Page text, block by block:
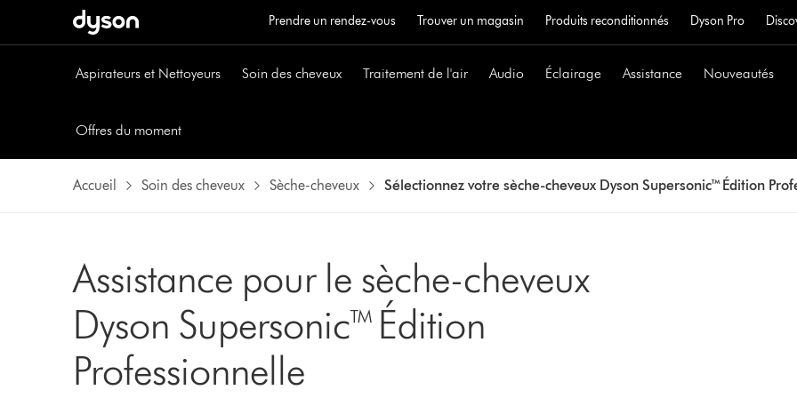
Prendre un rendez-vous Trouver un magasin Produits reconditionnés Dyson Pro
Aspirateurs et Nettoyeurs Soin des cheveux Traitement de l'air Audio Éclairage Assistance Nouveautés
Offres du moment
Accueil
Soin des cheveux Sèche-cheveux Sélectionnez votre sèche-cheveux Dyson Supersonic™ Édition
Assistance pour le sèche-cheveux
Dyson Supersonic™ Édition
Professionnelle